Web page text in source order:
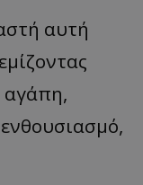
αυτή
αγάπη,